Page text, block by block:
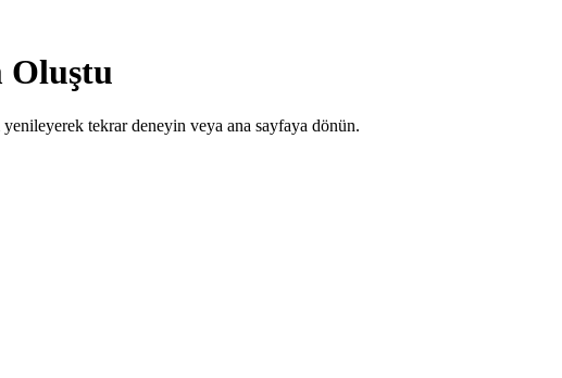
Oluştu
tekrar deneyin veya ana sayfaya dönün.